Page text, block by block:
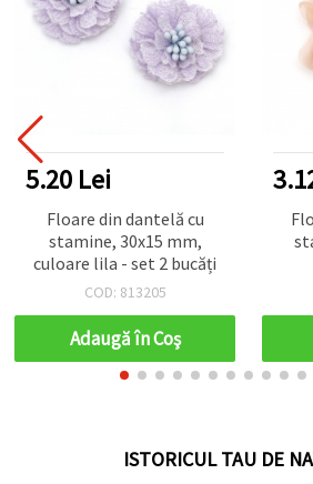
5.20 Lei
Floare din dantelă cu
stamine, 30x15 mm,
culoare lila - set 2 bucăți
COD: 813205
Adaugă în Coş
ISTORICUL TAU DE